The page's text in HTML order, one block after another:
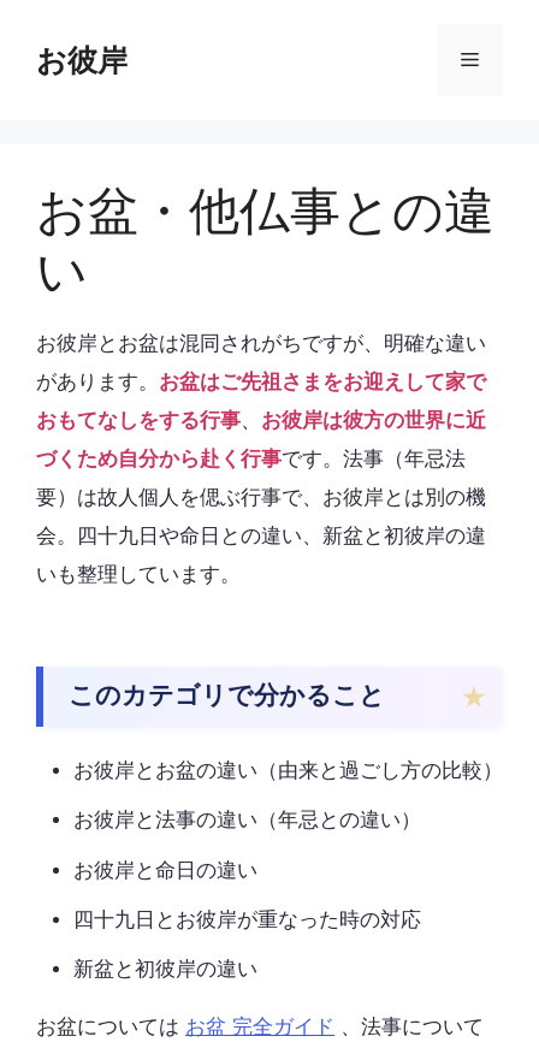
お彼岸 メ
ュ
お盆・他仏事との違
い
お彼岸とお盆は混同されがちですが、明確な違い
があります。 お盆はご先祖さまをお迎えして家で
おもてなしをする行事、 お彼岸は彼方の世界に近
づくため自分から赴く行事です。法事（年忌法
要）は故人個人を偲ぶ行事で、お彼岸とは別の機
会。四十九日や命日との違い、新盆と初彼岸の違
いも整理しています。
このカテゴリで分かること
お彼岸とお盆の違い（由来と過ごし方の比較）
お彼岸と法事の違い（年忌との違い）
お彼岸と命日の違い
四十九日とお彼岸が重なった時の対応
新盆と初彼岸の違い
お盆については お盆 完全ガイド 、法事について